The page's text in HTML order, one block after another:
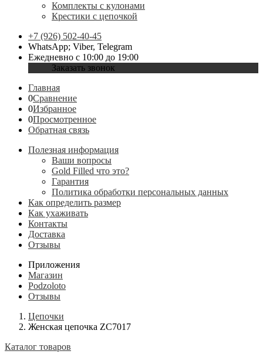
Комплекты с кулонами
Крестики с цепочкой
+7 (926) 502-40-45
WhatsApp; Viber, Telegram
Ежедневно с 10:00 до 19:00
Заказать звонок
Главная
0Сравнение
0Избранное
0Просмотренное
Обратная связь
Полезная информация
Ваши вопросы
Gold Filled что это?
Гарантия
Политика обработки персональных данных
Как определить размер
Как ухаживать
Контакты
Доставка
Отзывы
Приложения
Магазин
Podzoloto
Отзывы
Цепочки
Женская цепочка ZC7017
Каталог товаров